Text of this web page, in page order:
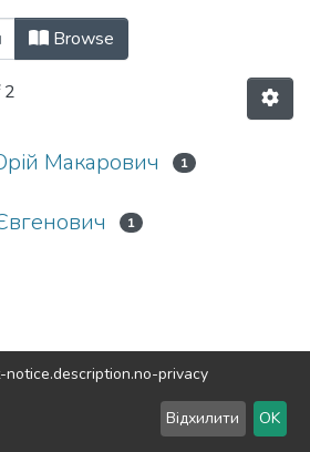
(ДР) by Author
Browse
2
Макарович 1
1
copyright © 2002-2026LYRASIS
Send Feedback
privacy
Відхилити OK